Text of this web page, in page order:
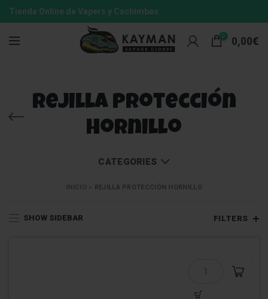
Tienda Online de Vapers y Cachimbas
0 0,00€
rejilla protección
hornillo
CATEGORIES
» REJILLA PROTECCIÓN HORNILLO
SHOW SIDEBAR FILTERS